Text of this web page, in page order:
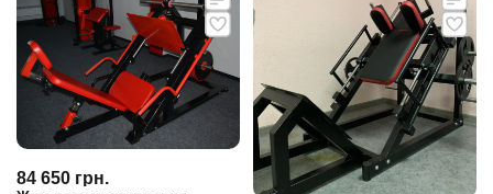
84 650 грн.